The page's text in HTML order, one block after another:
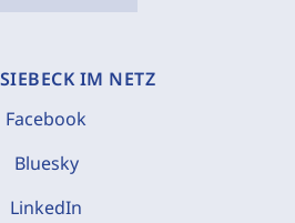
IM NETZ
Facebook
Bluesky
LinkedIn